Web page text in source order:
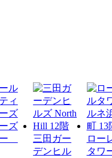
三田ガー
デンヒル
ロー
タワ